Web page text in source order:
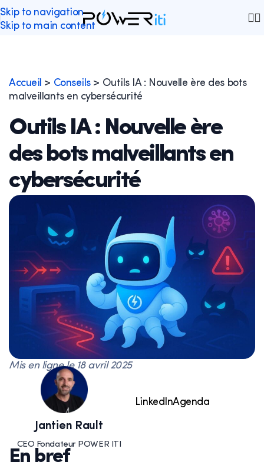
Skip to navigation
Skip to main content
Accueil > Conseils> Outils IA : Nouvelle ère des bots
malveillants en cybersécurité
Outils IA : Nouvelle ère
des bots malveillants en
cybersécurité
Mis en ligne le 18 avril 2025
Jantien Rault
CEO Fondateur POWER ITI
LinkedInAgenda
En bref